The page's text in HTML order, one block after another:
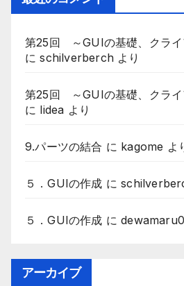
第25回 ～GUIの基礎、クライ
にschilverberch より
第25回 ～GUIの基礎、クライ
に lidea より
9.パーツの結合 に kagome よ
５．GUIの作成 に
５．GUIの作成 にdewamaru0
アーカイブ